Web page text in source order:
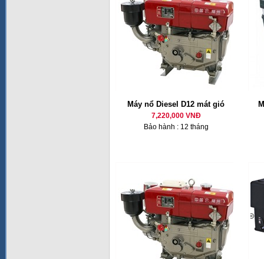
Máy nổ Diesel D12 mát gió
7,220,000 VNĐ
Bảo hành : 12 tháng